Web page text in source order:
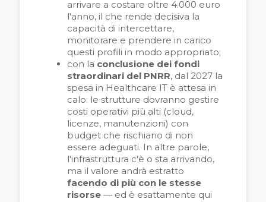
arrivare a costare oltre 4.000 euro
l'anno, il che rende decisiva la
capacità di intercettare,
monitorare e prendere in carico
questi profili in modo appropriato;
con la conclusione dei fondi
straordinari del PNRR, dal 2027 la
spesa in Healthcare IT è attesa in
calo: le strutture dovranno gestire
costi operativi più alti (cloud,
licenze, manutenzioni) con
budget che rischiano di non
essere adeguati. In altre parole,
l'infrastruttura c'è o sta arrivando,
ma il valore andrà estratto
facendo di più con le stesse
risorse — ed è esattamente qui